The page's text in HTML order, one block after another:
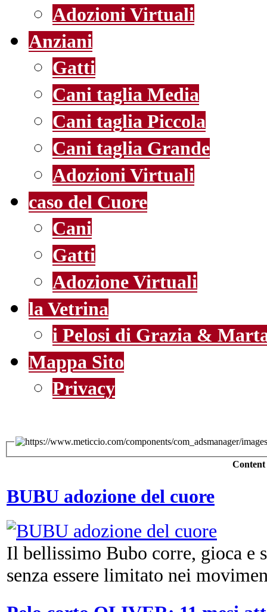
Adozioni Virtuali
Anziani
Gatti
Cani taglia Media
Cani taglia Piccola
Cani taglia Grande
Adozioni Virtuali
caso del Cuore
Cani
Gatti
Adozione Virtuali
la Vetrina
i Pelosi di Grazia &
Mappa Sito
Privacy
Content
BUBU adozione del cuore
Il bellissimo Bubo corre, gioca e
senza essere limitato nei